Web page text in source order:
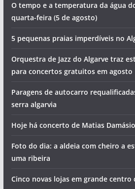
O tempo e a temperatura da água
quarta-feira (5 de agosto)
5 pequenas praias imperdíveis no
Orquestra de Jazz do Algarve traz
para concertos gratuitos em agosto
Paragens de autocarro
serra algarvia
Hoje há concerto de Matias
Foto do dia: a aldeia com cheiro a
uma ribeira
Cinco novas lojas em grande centro